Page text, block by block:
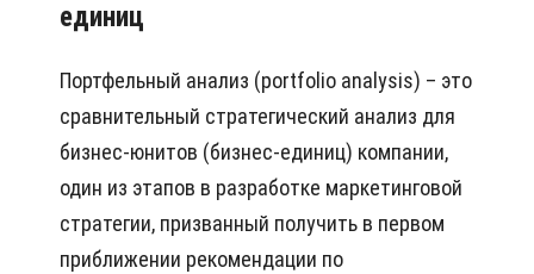
единиц
Портфельный анализ (portfolio analysis) – это
сравнительный стратегический анализ для
бизнес-юнитов (бизнес-единиц) компании,
один из этапов в разработке маркетинговой
стратегии, призванный получить в первом
приближении рекомендации по